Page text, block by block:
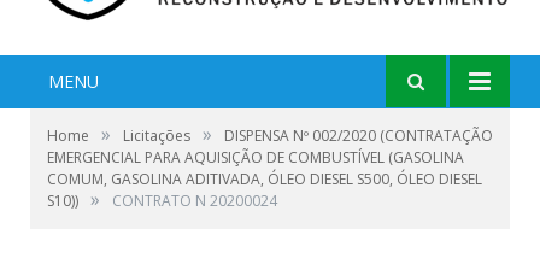
MENU
Home » Licitações »
DISPENSA Nº 002/2020 (CONTRATAÇÃO
EMERGENCIAL PARA AQUISIÇÃO DE COMBUSTÍVEL (GASOLINA
COMUM, GASOLINA ADITIVADA, ÓLEO DIESEL S500, ÓLEO DIESEL
S10)) » CONTRATO N 20200024